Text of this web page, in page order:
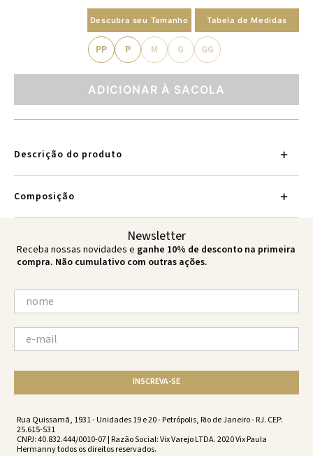
Descubra seu Tamanho Tabela de Medidas
PP P M G GG
ADICIONAR À SACOLA
Descrição do produto
Composição
Newsletter
Receba nossas novidades e ganhe 10% de desconto na primeira
compra. Não cumulativo com outras ações.
INSCREVA-SE
Rua Quissamã, 1931 - Unidades 19 e 20 - Petrópolis, Rio de Janeiro - RJ. CEP:
25.615-531
CNPJ: 40.832.444/0010-07 | Razão Social: Vix Varejo LTDA. 2020 Vix Paula
Hermanny todos os direitos reservados.